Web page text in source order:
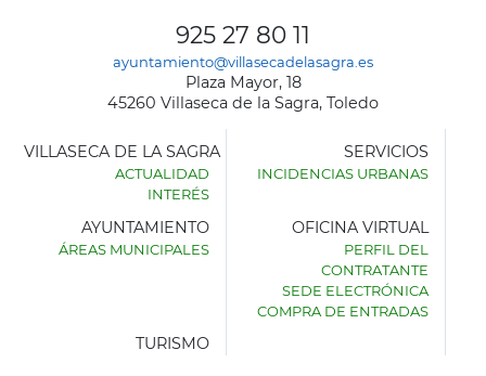
925 27 80 11
ayuntamiento@villasecadelasagra.es
Plaza Mayor, 18
45260 Villaseca de la Sagra, Toledo
AYUNTAMIENTO
VILLASECA DE LA SAGRA
ACTUALIDAD
INTERÉS
SERVICIOS
INCIDENCIAS URBANAS
AYUNTAMIENTO
ÁREAS MUNICIPALES
OFICINA VIRTUAL
PERFIL DEL
CONTRATANTE
SEDE ELECTRÓNICA
COMPRA DE ENTRADAS
TURISMO